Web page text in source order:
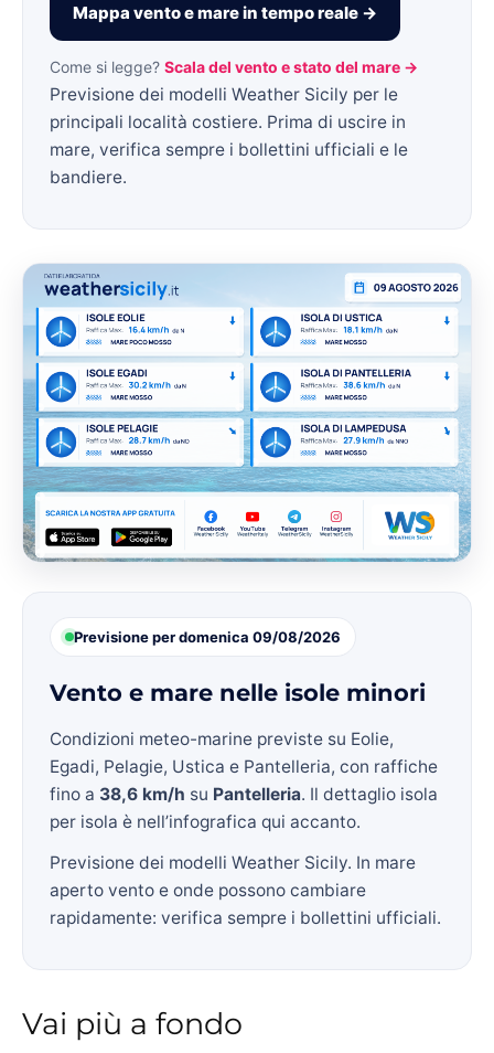
Mappa vento e mare in tempo reale →
Come si legge? Scala del vento e stato del mare →
Previsione dei modelli Weather Sicily per le
principali località costiere. Prima di uscire in
mare, verifica sempre i bollettini ufficiali e le
bandiere.
Previsione per domenica 09/08/2026
Vento e mare nelle isole minori
Condizioni meteo-marine previste su Eolie,
Egadi, Pelagie, Ustica e Pantelleria, con raffiche
fino a 38,6 km/h su Pantelleria. Il dettaglio isola
per isola è nell’infografica qui accanto.
Previsione dei modelli Weather Sicily. In mare
aperto vento e onde possono cambiare
rapidamente: verifica sempre i bollettini ufficiali.
Vai più a fondo